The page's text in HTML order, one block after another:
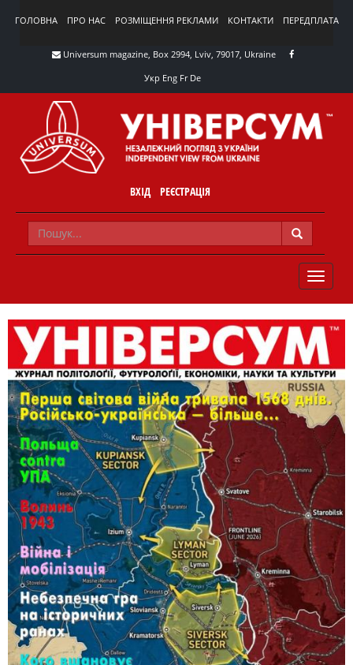
ГОЛОВНА ПРО НАС РОЗМІЩЕННЯ РЕКЛАМИ КОНТАКТИ ПЕРЕДПЛАТА
Universum magazine, Box 2994, Lviv, 79017, Ukraine
Укр Eng Fr De
ВХІД РЕЄСТРАЦІЯ
TOGGLE